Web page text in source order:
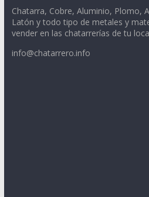
Chatarra, Cobre, Aluminio, Plomo,
Latón y todo tipo de metales y
vender en las chatarrerías de tu
info@chatarrero.info